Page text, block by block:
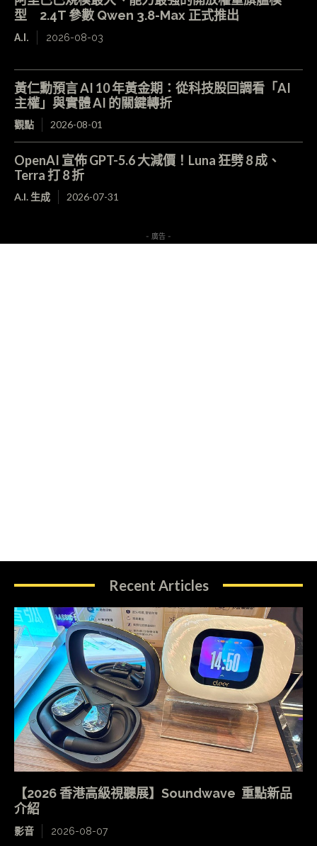
型 2.4T 參數 Qwen 3.8-Max 正式推出
A.I. 2026-08-03
黃仁勳預言 AI 10 年黃金期：從科技股回調看「AI
主權」與實體 AI 的關鍵轉折
觀點 2026-08-01
OpenAI 宣佈 GPT-5.6 大減價！Luna 狂劈 8 成、
Terra 打 8 折
A.I. 生成 2026-07-31
- 廣告 -
Recent Articles
【2026 香港高級視聽展】Soundwave 重點新品
介紹
影音 2026-08-07